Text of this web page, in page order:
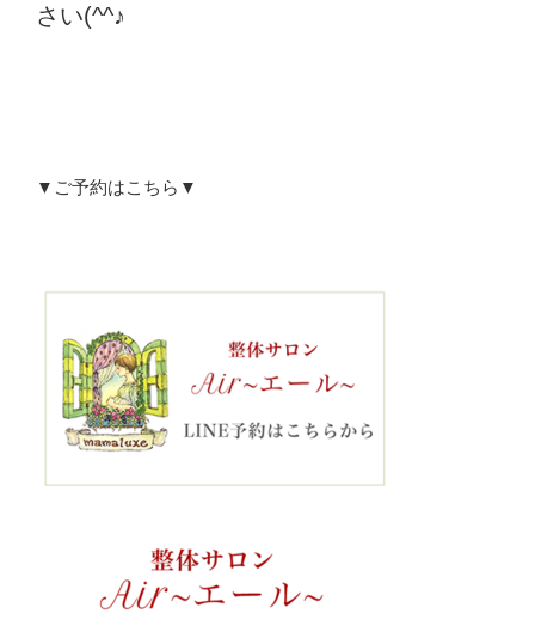
さい(^^♪
▼ご予約はこちら▼